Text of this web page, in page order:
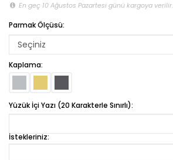
En geç 10 Ağustos Pazartesi günü kargoya verilir.
Parmak Ölçüsü:
Kaplama:
Yüzük İçi Yazı (20 Karakterle Sınırlı):
İstekleriniz: